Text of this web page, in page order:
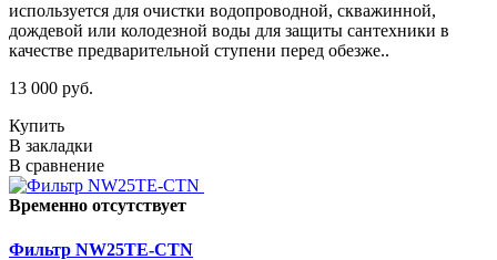
используется для очистки водопроводной, скважинной,
дождевой или колодезной воды для защиты сантехники в
качестве предварительной ступени перед обезже..
13 000 руб.
Купить
В закладки
В сравнение
Временно отсутствует
Фильтр NW25TE-CTN